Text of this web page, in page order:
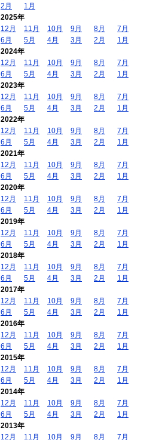
2月
1月
2025年
12月
11月 10月 9月 8月
7月
6月
5月 4月 3月 2月
1月
2024年
12月
11月 10月 9月 8月
7月
6月
5月 4月 3月 2月
1月
2023年
12月
11月 10月 9月 8月
7月
6月
5月 4月 3月 2月
1月
2022年
12月
11月 10月 9月 8月
7月
6月
5月 4月 3月 2月
1月
2021年
12月
11月 10月 9月 8月
7月
6月
5月 4月 3月 2月
1月
2020年
12月
11月 10月 9月 8月
7月
6月
5月 4月 3月 2月
1月
2019年
12月
11月 10月 9月 8月
7月
6月
5月 4月 3月 2月
1月
2018年
12月
11月 10月 9月 8月
7月
6月
5月 4月 3月 2月
1月
2017年
12月
11月 10月 9月 8月
7月
6月
5月 4月 3月 2月
1月
2016年
12月
11月 10月 9月 8月
7月
6月
5月 4月 3月 2月
1月
2015年
12月
11月 10月 9月 8月
7月
6月
5月 4月 3月 2月
1月
2014年
12月
11月 10月 9月 8月
7月
6月
5月 4月 3月 2月
1月
2013年
12月
11月 10月 9月 8月 7月